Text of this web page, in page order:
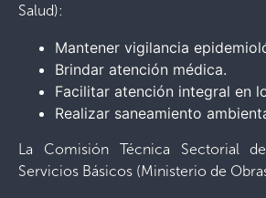
Salud):
Mantener vigilancia
Brindar atención médica.
Facilitar atención integral en
Realizar saneamiento
La Comisión Técnica Sectorial
Servicios Básicos (Ministerio de